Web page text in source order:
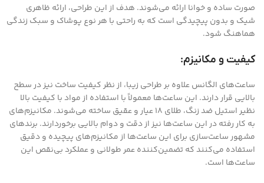
صورت ساده و خوانا ارائه می‌شوند. هدف از این طراحی، ارائه ظاهری
شیک و بدون پیچیدگی است که به راحتی با هر نوع پوشاک و سبک زندگی
هماهنگ شود.
کیفیت و مکانیزم:
ساعت‌های الگانس علاوه بر طراحی زیبا، از نظر کیفیت ساخت نیز در سطح
بالایی قرار دارند. این ساعت‌ها معمولاً با استفاده از مواد با کیفیت بالا
نظیر استیل ضد زنگ، طلای ۱۸ عیار و عقیق ساخته می‌شوند. مکانیزم‌های
به کار رفته در این ساعت‌ها نیز از دقت و دوام بالایی برخوردارند. برندهای
مشهور ساعت‌سازی برای این ساعت‌ها از مکانیزم‌های پیچیده و دقیق
استفاده می‌کنند که تضمین‌کننده عمر طولانی و عملکرد بی‌نقص این
ساعت‌ها است.